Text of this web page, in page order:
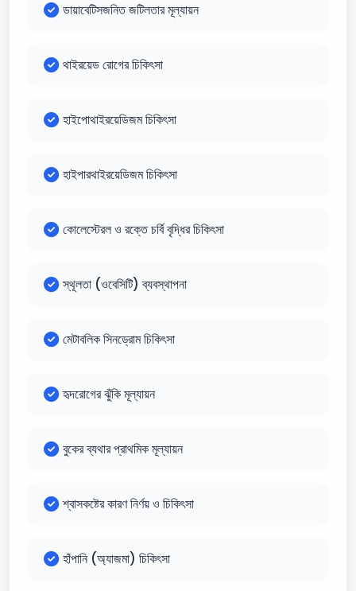
ডায়াবেটিসজনিত জটিলতার মূল্যায়ন
থাইরয়েড রোগের চিকিৎসা
হাইপোথাইরয়েডিজম চিকিৎসা
হাইপারথাইরয়েডিজম চিকিৎসা
কোলেস্টেরল ও রক্তে চর্বি বৃদ্ধির চিকিৎসা
স্থূলতা (ওবেসিটি) ব্যবস্থাপনা
মেটাবলিক সিনড্রোম চিকিৎসা
হৃদরোগের ঝুঁকি মূল্যায়ন
বুকের ব্যথার প্রাথমিক মূল্যায়ন
শ্বাসকষ্টের কারণ নির্ণয় ও চিকিৎসা
হাঁপানি (অ্যাজমা) চিকিৎসা